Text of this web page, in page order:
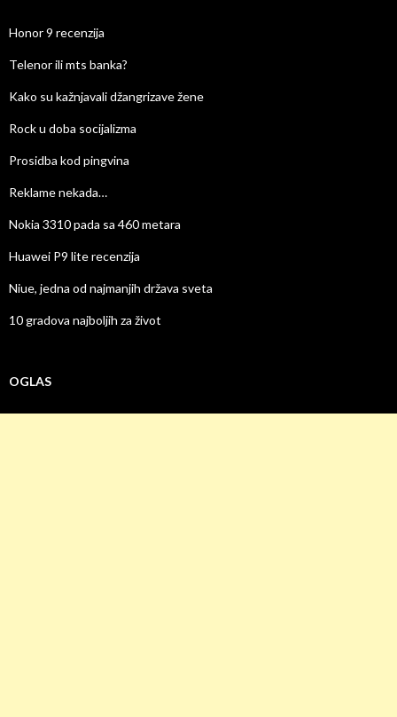
Honor 9 recenzija
Telenor ili mts banka?
Kako su kažnjavali džangrizave žene
Rock u doba socijalizma
Prosidba kod pingvina
Reklame nekada…
Nokia 3310 pada sa 460 metara
Huawei P9 lite recenzija
Niue, jedna od najmanjih država sveta
10 gradova najboljih za život
OGLAS